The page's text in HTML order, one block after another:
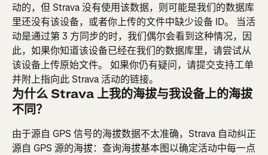
动的，但 Strava 没有使用该数据，则可能是我们的数据库
里还没有该设备，或者你上传的文件中缺少设备 ID。 当活
动是通过第 3 方同步的时，我们偶尔会看到这种情况，因
此，如果你知道该设备已经在我们的数据库里，请尝试从
该设备上传原始文件。 如果你仍有疑问，请提交支持工单
并附上指向此 Strava 活动的链接。
为什么 Strava 上我的海拔与我设备上的海拔
不同？
由于源自 GPS 信号的海拔数据不太准确，Strava 自动纠正
源自 GPS 源的海拔：查询海拔基本图以确定活动中每一点